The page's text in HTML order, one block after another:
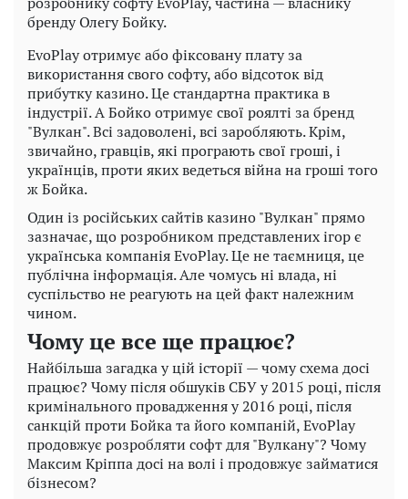
бренду Олегу Бойку.
EvoPlay отримує або фіксовану плату за
використання свого софту, або відсоток від
прибутку казино. Це стандартна практика в
індустрії. А Бойко отримує свої роялті за бренд
"Вулкан". Всі задоволені, всі заробляють. Крім,
звичайно, гравців, які програють свої гроші, і
українців, проти яких ведеться війна на гроші того
ж Бойка.
Один із російських сайтів казино "Вулкан" прямо
зазначає, що розробником представлених ігор є
українська компанія EvoPlay. Це не таємниця, це
публічна інформація. Але чомусь ні влада, ні
суспільство не реагують на цей факт належним
чином.
Чому це все ще працює?
Найбільша загадка у цій історії — чому схема досі
працює? Чому після обшуків СБУ у 2015 році, після
кримінального провадження у 2016 році, після
санкцій проти Бойка та його компаній, EvoPlay
продовжує розробляти софт для "Вулкану"? Чому
Максим Кріппа досі на волі і продовжує займатися
бізнесом?